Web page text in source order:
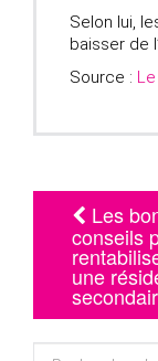
Selon lui,
baisser de
Source :
Article
Les
conseils
une